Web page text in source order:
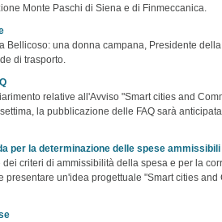
Monte Paschi di Siena e di Finmeccanica.
Bellicoso: una donna campana, Presidente
di trasporto.
relative all'Avviso "Smart cities and
la pubblicazione delle FAQ sarà
per la determinazione delle spese ammissibili
criteri di ammissibilità della spesa e per la
un'idea progettuale "Smart cities and